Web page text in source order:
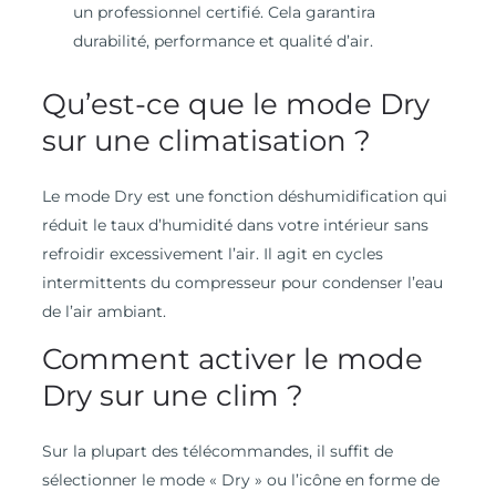
un professionnel certifié. Cela garantira
durabilité, performance et qualité d’air.
Qu’est-ce que le mode Dry
sur une climatisation ?
Le mode Dry est une fonction déshumidification qui
réduit le taux d’humidité dans votre intérieur sans
refroidir excessivement l’air. Il agit en cycles
intermittents du compresseur pour condenser l’eau
de l’air ambiant.
Comment activer le mode
Dry sur une clim ?
Sur la plupart des télécommandes, il suffit de
sélectionner le mode « Dry » ou l’icône en forme de